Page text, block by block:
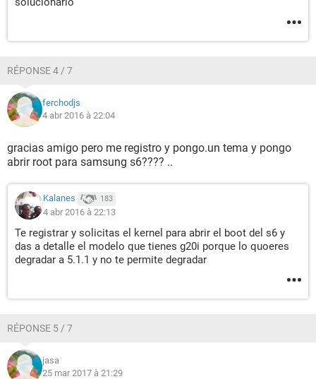
RÉPONSE 4 / 7
ferchodjs
4 abr 2016 à 22:04
gracias amigo pero me registro y pongo.un tema y pongo
abrir root para samsung s6???? ..
Kalanes 183
4 abr 2016 à 22:13
Te registrar y solicitas el kernel para abrir el boot del s6 y
das a detalle el modelo que tienes g20i porque lo quoeres
degradar a 5.1.1 y no te permite degradar
RÉPONSE 5 / 7
jasa
25 mar 2017 à 21:29